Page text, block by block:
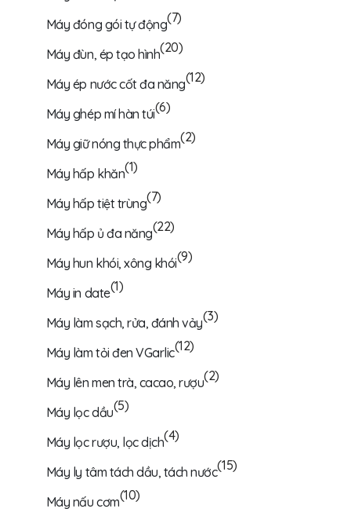
Máy đóng gói tự động(7)
Máy đùn, ép tạo hình(20)
Máy ép nước cốt đa năng(12)
Máy ghép mí hàn túi(6)
Máy giữ nóng thực phẩm(2)
Máy hấp khăn(1)
Máy hấp tiệt trùng(7)
Máy hấp ủ đa năng(22)
Máy hun khói, xông khói(9)
Máy in date(1)
Máy làm sạch, rửa, đánh vảy(3)
Máy làm tỏi đen VGarlic(12)
Máy lên men trà, cacao, rượu(2)
Máy lọc dầu(5)
Máy lọc rượu, lọc dịch(4)
Máy ly tâm tách dầu, tách nước(15)
Máy nấu cơm(10)